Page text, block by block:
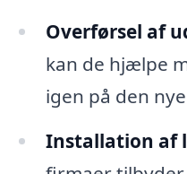
Overførsel af
kan de hjælpe
igen på den
Installation af